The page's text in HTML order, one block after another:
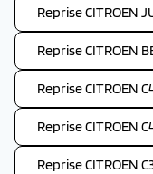
Reprise CITROEN
Reprise CITROEN
Reprise CITROEN
Reprise CITROEN
Reprise CITROEN